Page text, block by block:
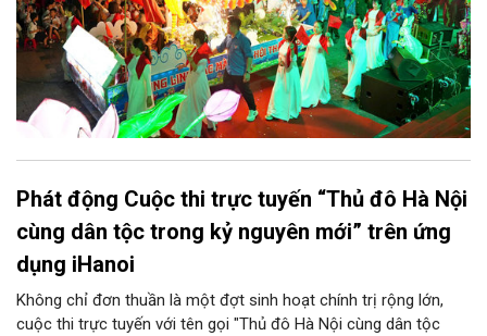
Phát động Cuộc thi trực tuyến “Thủ đô Hà Nội
cùng dân tộc trong kỷ nguyên mới” trên ứng
dụng iHanoi
Không chỉ đơn thuần là một đợt sinh hoạt chính trị rộng lớn,
cuộc thi trực tuyến với tên gọi "Thủ đô Hà Nội cùng dân tộc